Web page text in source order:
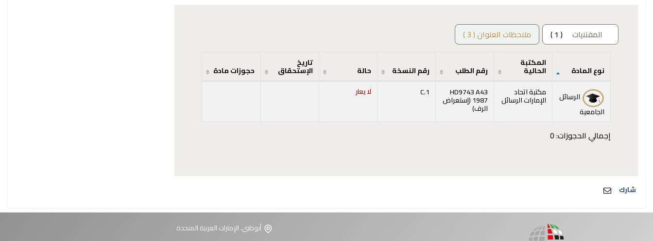
المقتنيات ( 1 ) ملاحظات العنوان ( 3 )
المقتنيات
نوع المادة
المكتبة
الحالية رقم الطلب رقم النسخة حالة
تاريخ
الإستحقاق حجوزات مادة
الرسائل
الجامعية
مكتبة اتحاد
الإمارات الرسائل
HD9743 A43
1987 ( إستعراض
الرف(يفتح أدناه)
)
C.1 لا يعار
إجمالي الحجوزات: 0
شارك
أبوظبي، الإمارات العربية المتحدة